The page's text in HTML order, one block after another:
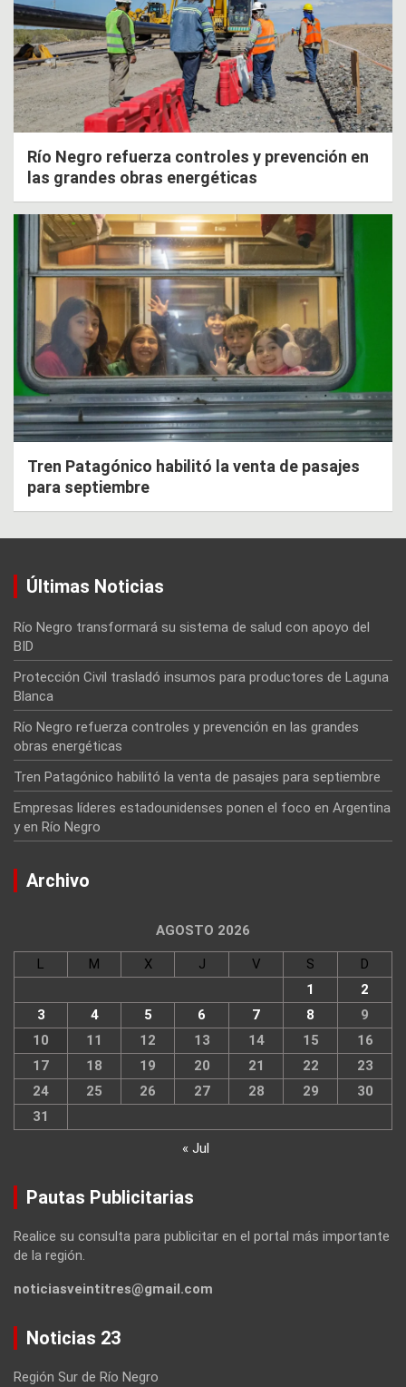
Río Negro refuerza controles y prevención en
las grandes obras energéticas
Tren Patagónico habilitó la venta de pasajes
para septiembre
Últimas Noticias
Río Negro transformará su sistema de salud con apoyo del
BID
Protección Civil trasladó insumos para productores de Laguna
Blanca
Río Negro refuerza controles y prevención en las grandes
obras energéticas
Tren Patagónico habilitó la venta de pasajes para septiembre
Empresas líderes estadounidenses ponen el foco en Argentina
y en Río Negro
Archivo
AGOSTO 2026
L M X J V S
D
1
2
3
4 5 6 7 8
9
10
11 12 13 14 15
16
17
18 19 20 21 22
23
24
25 26 27 28 29
30
31
« Jul
Pautas Publicitarias
Realice su consulta para publicitar en el portal más importante
de la región.
noticiasveintitres@gmail.com
Noticias 23
Región Sur de Río Negro